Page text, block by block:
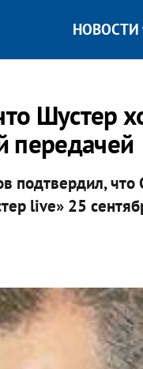
НОВОСТИ
Шустер
передачей
подтвердил,
live» 25